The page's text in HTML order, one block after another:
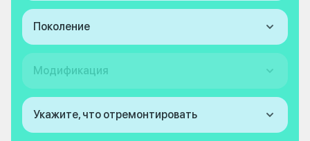
Поколение
Модификация
Укажите, что отремонтировать